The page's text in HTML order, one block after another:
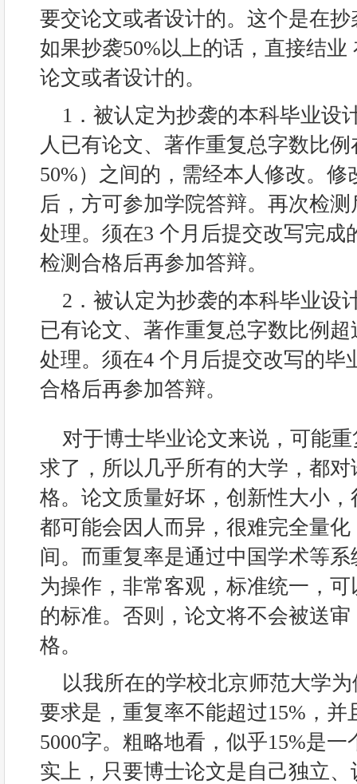
要交论文或者设计的。这个是在
如果抄袭50%以上的话，直接结业
论文或者设计的。
1．被认定为抄袭的本科毕业设
人已有论文、著作重复总字数比例
50%）之间的，需经本人修改。
后，方可参加学院答辩。再次检
处理。须在3 个月后提交改写完成
检测合格后再参加答辩。
2．被认定为抄袭的本科毕业设
已有论文、著作重复总字数比例
处理。须在4 个月后提交改写的毕
合格后再参加答辩。
对于博士毕业论文来说，可能
求了，所以几乎所有的大学，都
格。论文质量好坏，创新性大小
都可能会因人而异，很难完全量
间。而重复率是通过中国学术等
为操作，非常客观，标准统一，
的标准。否则，论文将不会被送
格。
以我所在的学校北京师范大学
要求是，重复率不能超过15%，
5000字。粗略地看，似乎15%是
实上，只要博士论文是自己独立